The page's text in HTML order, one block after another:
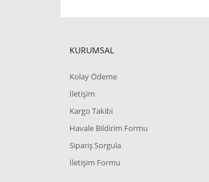
KURUMSAL
Kolay Ödeme
İletişim
Kargo Takibi
Havale Bildirim Formu
Sipariş Sorgula
İletişim Formu